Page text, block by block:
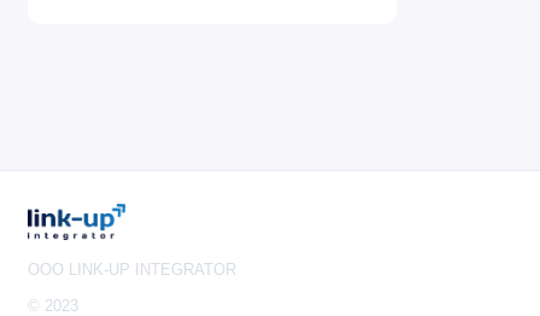
OOO LINK-UP INTEGRATOR
© 2023